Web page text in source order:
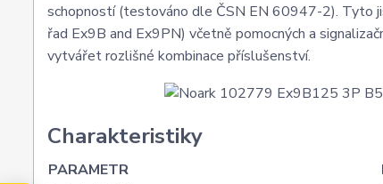
schopností (testováno dle ČSN EN 60947-2). Tyto
řad Ex9B and Ex9PN) včetně pomocných a
vytvářet rozlišné kombinace příslušenství.
Charakteristiky
PARAMETR